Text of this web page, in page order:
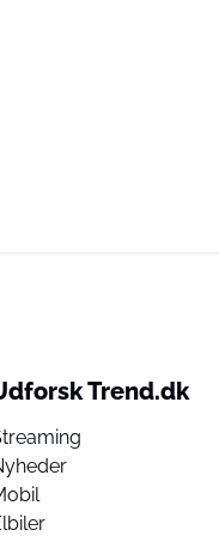
Trend.dk